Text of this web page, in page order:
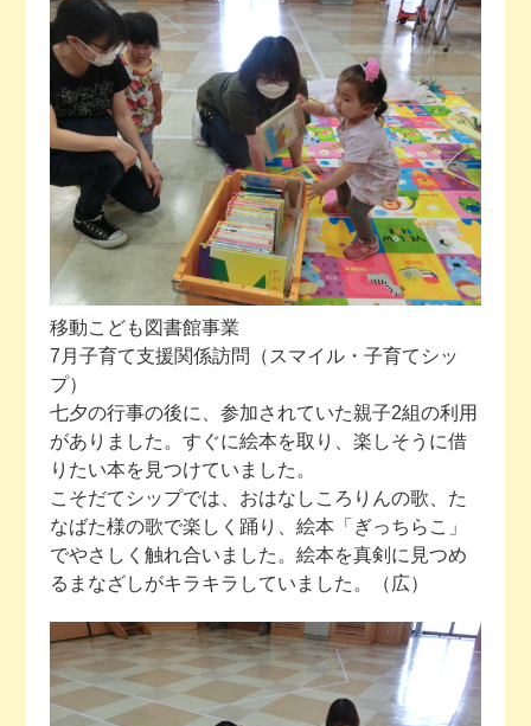
今月の予定
活動場所のご案内
ファンクラブのご案内
お問い合わせ
移動こども図書館事業
7月子育て支援関係訪問（スマイル・子育てシッ
プ）
七夕の行事の後に、参加されていた親子2組の利用
がありました。すぐに絵本を取り、楽しそうに借
りたい本を見つけていました。
こそだてシップでは、おはなしころりんの歌、た
なばた様の歌で楽しく踊り、絵本「ぎっちらこ」
でやさしく触れ合いました。絵本を真剣に見つめ
るまなざしがキラキラしていました。（広）